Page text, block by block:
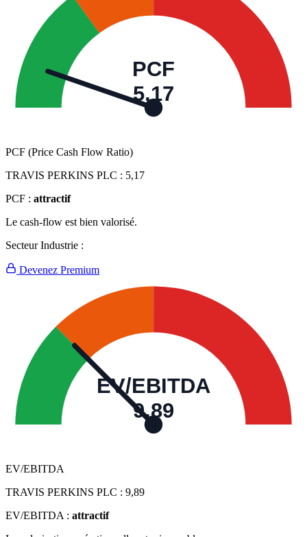
PCF
5,17
PCF (Price Cash Flow Ratio)
TRAVIS PERKINS PLC : 5,17
PCF : attractif
Le cash-flow est bien valorisé.
Secteur Industrie :
Devenez Premium
EV/EBITDA
9,89
EV/EBITDA
TRAVIS PERKINS PLC : 9,89
EV/EBITDA : attractif